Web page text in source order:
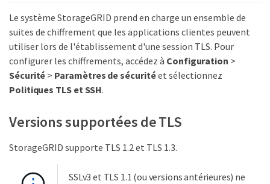
Le système StorageGRID prend en charge un ensemble de
suites de chiffrement que les applications clientes peuvent
utiliser lors de l'établissement d'une session TLS. Pour
configurer les chiffrements, accédez à Configuration >
Sécurité > Paramètres de sécuritéet sélectionnez
Politiques TLS et SSH.
Versions supportées de TLS
StorageGRID supporte TLS 1.2 et TLS 1.3.
SSLv3 et TLS 1.1 (ou versions antérieures) ne